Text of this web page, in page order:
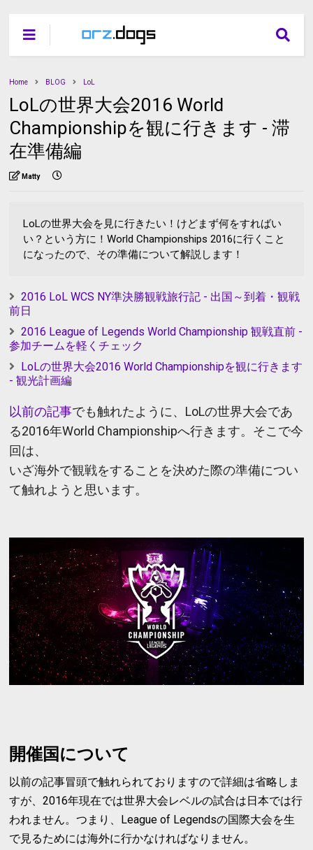
Home BLOG LoL
LoLの世界大会2016 World
Championshipを観に行きます - 滞
在準備編
Matty
LoLの世界大会を見に行きたい！けどまず何をすればい
い？という方に！World Championships 2016に行くこと
になったので、その準備について解説します！
2016 LoL WCS NY準決勝観戦旅行記 - 出国～到着・観戦
前日
2016 League of Legends World Championship 観戦直前 -
参加チームを軽くチェック
LoLの世界大会2016 World Championshipを観に行きます
- 観光計画編
以前の記事でも触れたように、LoLの世界大会であ
る2016年World Championshipへ行きます。 そこで今
回は、
いざ海外で観戦をすることを決めた際の準備につい
て触れようと思います。
開催国について
以前の記事冒頭で触れられておりますので詳細は省略しま
すが、2016年現在では世界大会レベルの試合は日本では行
われません。つまり、League of Legendsの国際大会を生
で見るためには海外に行かなければなりません。